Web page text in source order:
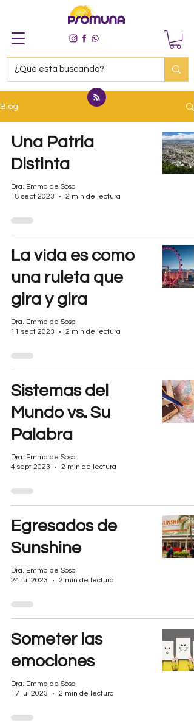
Blog
Una Patria
Distinta
Dra. Emma de Sosa
18 sept 2023
2 min de lectura
La vida es como
una ruleta que
gira y gira
Dra. Emma de Sosa
11 sept 2023
2 min de lectura
Sistemas del
Mundo vs. Su
Palabra
Dra. Emma de Sosa
4 sept 2023
2 min de lectura
Egresados de
Sunshine
Dra. Emma de Sosa
24 jul 2023
2 min de lectura
Someter las
emociones
Dra. Emma de Sosa
17 jul 2023
2 min de lectura